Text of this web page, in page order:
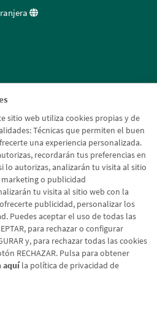
sitio web utiliza cookies propias y de
Técnicas que permiten el buen
una experiencia personalizada.
recordarán tus preferencias en
lo autorizas, analizarán tu visita al sitio
marketing o publicidad
tu visita al sitio web con la
publicidad, personalizar los
Puedes aceptar el uso de todas las
para rechazar o configurar
y, para rechazar todas las cookies
RECHAZAR. Pulsa para obtener
aquíla política de privacidad de